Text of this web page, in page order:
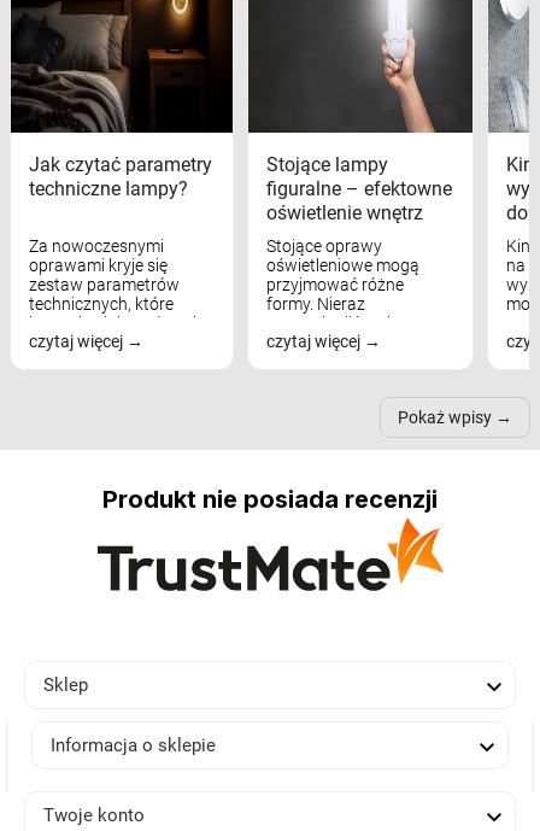
Jak czytać parametry
techniczne lampy?
Za nowoczesnymi
oprawami kryje się
zestaw parametrów
technicznych, które
bezpośrednio wpływają
na komfort widzenia,
czytaj więcej
Stojące lampy
figuralne – efektowne
oświetlenie wnętrz
Stojące oprawy
oświetleniowe mogą
przyjmować różne
formy. Nieraz
wspominaliśmy już
modele na łukowych
nich może przydać się w
czytaj więcej
na
Pokaż wpisy
Produkt nie posiada recenzji
Sklep 
Informacja o sklepie 
Twoje konto 